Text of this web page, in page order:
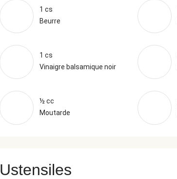
1 cs
Beurre
1 cs
Vinaigre balsamique noir
½ cc
Moutarde
Ustensiles